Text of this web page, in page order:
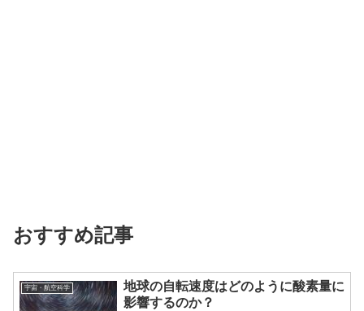
おすすめ記事
宇宙・航空科学
地球の自転速度はどのように酸素量に
影響するのか？